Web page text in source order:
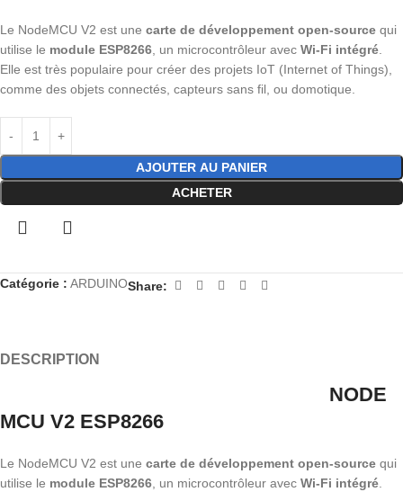
Le NodeMCU V2 est une carte de développement open-source qui
utilise le module ESP8266 , un microcontrôleur avec Wi-Fi intégré
Elle est très populaire pour créer des projets IoT (Internet of Things),
comme des objets connectés, capteurs sans fil, ou domotique.
AJOUTER AU PANIER
ACHETER
Catégorie : ARDUINOShare:
DESCRIPTION
NODE
MCU V2 ESP8266
Le NodeMCU V2 est une carte de développement open-source qui
utilise le module ESP8266 , un microcontrôleur avec Wi-Fi intégré